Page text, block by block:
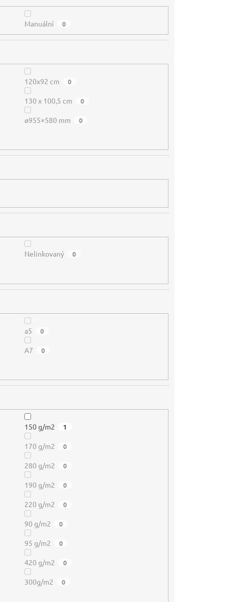
Manuální 0
120x92 cm 0
130 x 100,5 cm 0
ø955×580 mm 0
Nelinkovaný 0
a5 0
A7 0
150 g/m2 1
170 g/m2 0
280 g/m2 0
190 g/m2 0
220 g/m2 0
90 g/m2 0
95 g/m2 0
420 g/m2 0
300g/m2 0